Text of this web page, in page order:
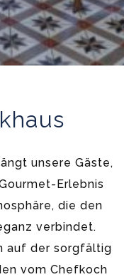
unsere Gäste,
Erlebnis
die den
verbindet.
auf der sorgfältig
vom Chefkoch